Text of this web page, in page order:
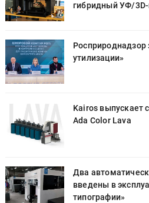
гибридный УФ/3D-
Росприроднадзор
утилизации»
Kairos выпускает
Ada Color Lava
Два
введены в
типографии»